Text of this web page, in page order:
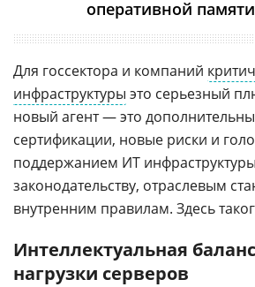
оперативной
Для госсектора и компаний
инфраструктуры это серьезный
новый агент — это
сертификации, новые риски и
поддержанием ИТ
законодательству, отраслевым
внутренним правилам. Здесь
Интеллектуальная
нагрузки серверов